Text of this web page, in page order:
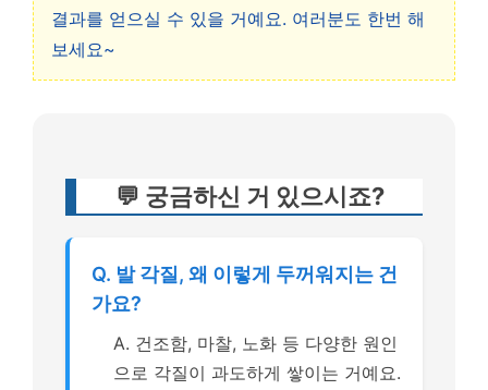
결과를 얻으실 수 있을 거예요. 여러분도 한번 해
보세요~
💬 궁금하신 거 있으시죠?
Q. 발 각질, 왜 이렇게 두꺼워지는 건
가요?
A. 건조함, 마찰, 노화 등 다양한 원인
으로 각질이 과도하게 쌓이는 거예요.